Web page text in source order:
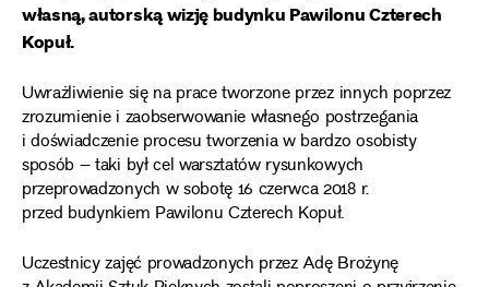
własną, autorską wizję budynku Pawilonu Czterech
Kopuł.
Uwrażliwienie się na prace tworzone przez innych poprzez
zrozumienie i zaobserwowanie własnego postrzegania
i doświadczenie procesu tworzenia w bardzo osobisty
sposób – taki był cel warsztatów rysunkowych
przeprowadzonych w sobotę 16 czerwca 2018 r.
przed budynkiem Pawilonu Czterech Kopuł.
Uczestnicy zajęć prowadzonych przez Adę Brożynę